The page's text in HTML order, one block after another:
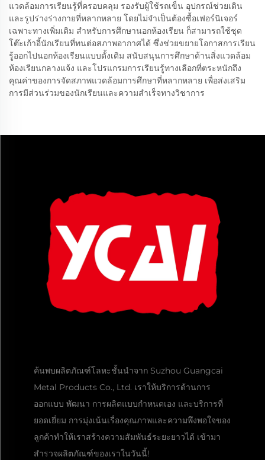
แวดล้อมการเรียนรู้ที่ครอบคลุม รองรับผู้ใช้รถเข็น อุปกรณ์ช่วยเดิน
และรูปร่างร่างกายที่หลากหลาย โดยไม่จำเป็นต้องซื้อเฟอร์นิเจอร์
เฉพาะทางเพิ่มเติม สำหรับการศึกษานอกห้องเรียน ก็สามารถใช้ชุด
โต๊ะเก้าอี้นักเรียนที่ทนต่อสภาพอากาศได้ ซึ่งช่วยขยายโอกาสการเรียน
รู้ออกไปนอกห้องเรียนแบบดั้งเดิม สนับสนุนการศึกษาด้านสิ่งแวดล้อม
ห้องเรียนกลางแจ้ง และโปรแกรมการเรียนรู้ทางเลือกที่ตระหนักถึง
คุณค่าของการจัดสภาพแวดล้อมการศึกษาที่หลากหลาย เพื่อส่งเสริม
การมีส่วนร่วมของนักเรียนและความสำเร็จทางวิชาการ
ค้นพบผลิตภัณฑ์โลหะชั้นนำจาก Suzhou Guangcai
Metal Products Co., Ltd. เราให้บริการด้านการ
ออกแบบ พัฒนา การผลิตแบบกำหนดเอง และบริการที่
ยอดเยี่ยม การมุ่งเน้นเรื่องคุณภาพและความพึงพอใจของ
ลูกค้าทำให้เราสร้างความสัมพันธ์ระยะยาวได้ เข้ามา
สำรวจผลิตภัณฑ์ของเราในวันนี้!